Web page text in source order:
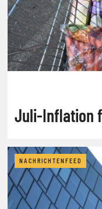
Juli-Inflation
NACHRICHTENFEED